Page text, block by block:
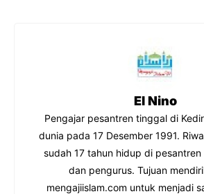
El Nino
Pengajar pesantren tinggal di
dunia pada 17 Desember 1991.
sudah 17 tahun hidup di
dan pengurus. Tujuan
mengajiislam.com untuk menjadi